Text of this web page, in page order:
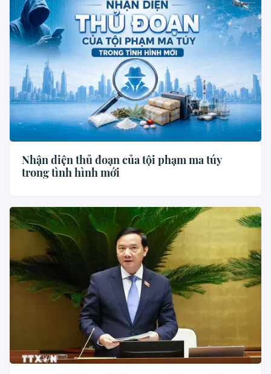
Nhận diện thủ đoạn của tội phạm ma túy
trong tình hình mới